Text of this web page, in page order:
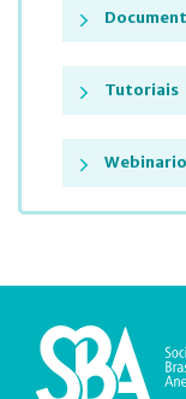
Tutoriais